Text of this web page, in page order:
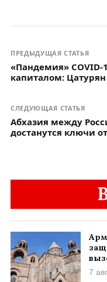
ПРЕДЫДУЩАЯ СТАТЬЯ
«Пандемия» СOVID-
капиталом: Цатурян
СЛЕДУЮЩАЯ СТАТЬЯ
Абхазия между
достанутся ключи
7